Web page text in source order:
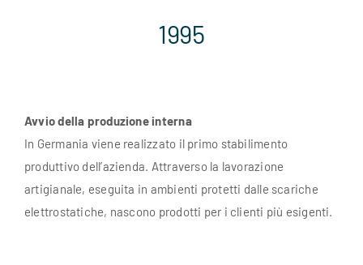
1995
Avvio della produzione interna
In Germania viene realizzato il primo stabilimento
produttivo dell’azienda. Attraverso la lavorazione
artigianale, eseguita in ambienti protetti dalle scariche
elettrostatiche, nascono prodotti per i clienti più esigenti.